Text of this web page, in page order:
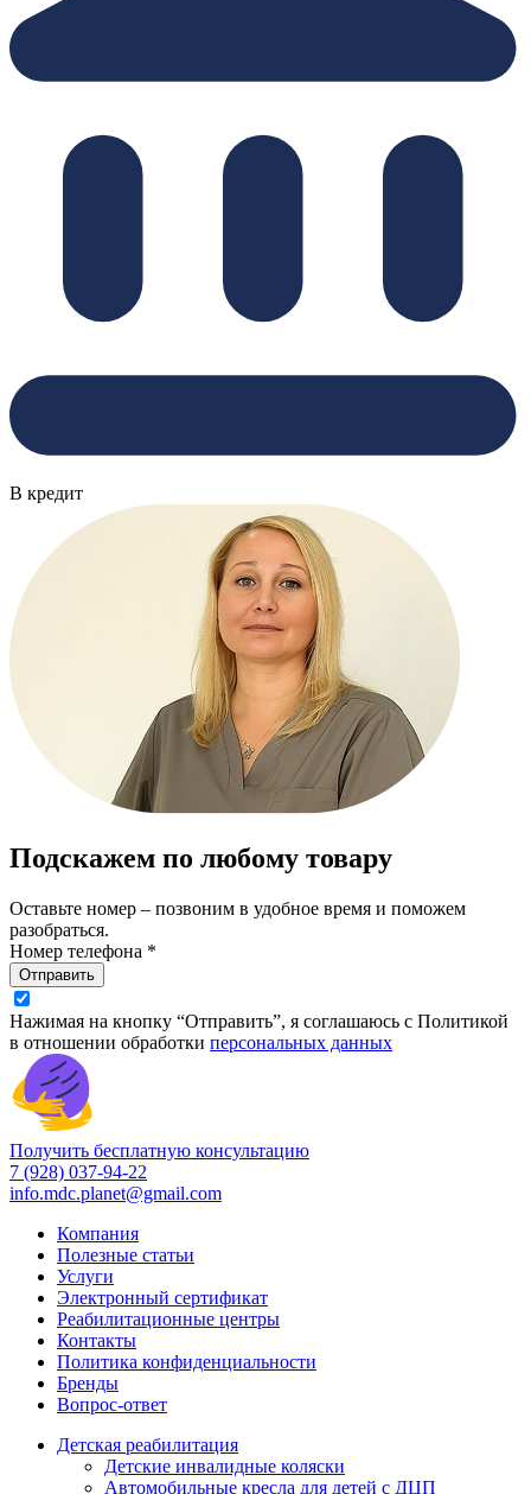
В кредит
Подскажем по любому товару
Оставьте номер – позвоним в удобное время и поможем
разобраться.
Номер телефона *
Отправить
Нажимая на кнопку “Отправить”, я соглашаюсь с Политикой
в отношении обработки персональных данных
Получить бесплатную консультацию
7 (928) 037-94-22
info.mdc.planet@gmail.com
Компания
Полезные статьи
Услуги
Электронный сертификат
Реабилитационные центры
Контакты
Политика конфиденциальности
Бренды
Вопрос-ответ
Детская реабилитация
Детские инвалидные коляски
Автомобильные кресла для детей с ДЦП